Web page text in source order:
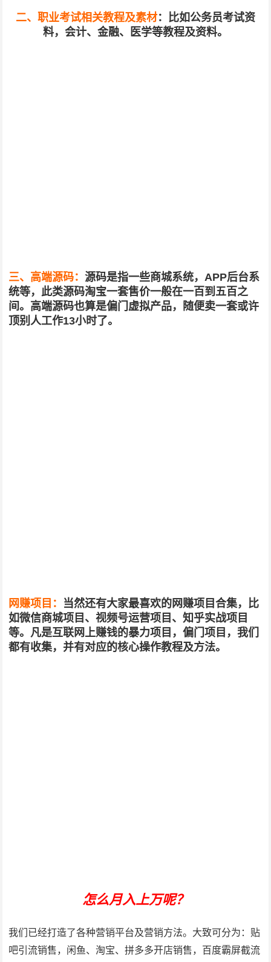
二、职业考试相关教程及素材：比如公务员考试资
料，会计、金融、医学等教程及资料。
三、高端源码：源码是指一些商城系统，APP后台系
统等，此类源码淘宝一套售价一般在一百到五百之
间。高端源码也算是偏门虚拟产品，随便卖一套或许
顶别人工作13小时了。
网赚项目： 当然还有大家最喜欢的网赚项目合集，比
如微信商城项目、视频号运营项目、知乎实战项目
等。凡是互联网上赚钱的暴力项目，偏门项目，我们
都有收集，并有对应的核心操作教程及方法。
怎么月入上万呢？
我们已经打造了各种营销平台及营销方法。大致可分为：贴
吧引流销售，闲鱼、淘宝、拼多多开店销售，百度霸屏截流